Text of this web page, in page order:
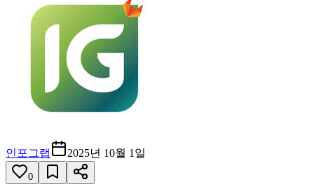
인포그랩 2025년 10월 1일
0